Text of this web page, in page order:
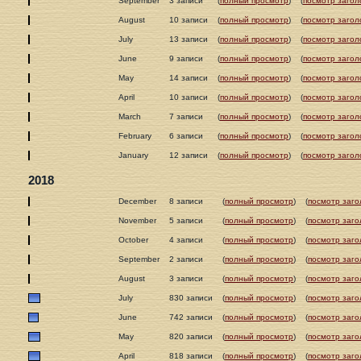
August 10 записи (полный просмотр) (посмотр
July 13 записи (полный просмотр) (посмотр
June 9 записи (полный просмотр) (посмотр
May 14 записи (полный просмотр) (посмотр
April 10 записи (полный просмотр) (посмотр
March 7 записи (полный просмотр) (посмотр
February 6 записи (полный просмотр) (посмотр
January 12 записи (полный просмотр) (посмотр
2018
December 8 записи (полный просмотр) (посмотр
November 5 записи (полный просмотр) (посмотр
October 4 записи (полный просмотр) (посмотр
September 2 записи (полный просмотр) (посмотр
August 3 записи (полный просмотр) (посмотр
July 830 записи (полный просмотр) (посмотр
June 742 записи (полный просмотр) (посмотр
May 820 записи (полный просмотр) (посмотр
April 818 записи (полный просмотр) (посмотр